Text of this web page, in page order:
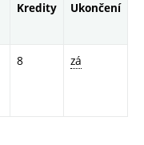
Kredity Ukončení
8 zá